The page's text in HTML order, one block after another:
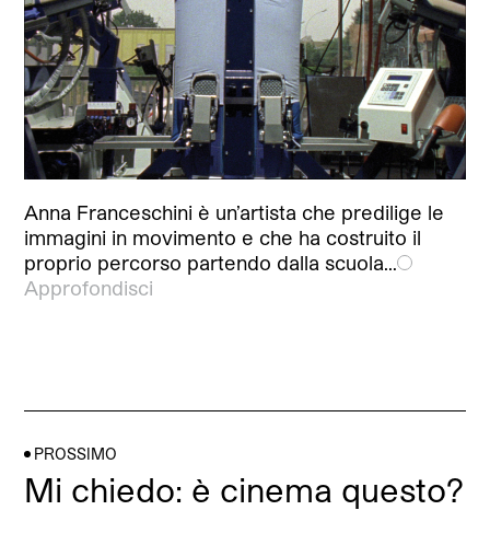
Anna Franceschini è un’artista che predilige le
immagini in movimento e che ha costruito il
proprio percorso partendo dalla scuola…
Approfondisci
PROSSIMO
Mi chiedo: è cinema questo?